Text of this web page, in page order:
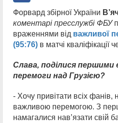
Форвард збірної України
коментарі пресслужбі ФБУ
враженнями від важливої
(95:76) в матчі кваліфікації
Слава, поділися першими
перемоги над Грузією?
- Хочу привітати всіх фанів,
важливою перемогою. З
намагалися нав’язати свій